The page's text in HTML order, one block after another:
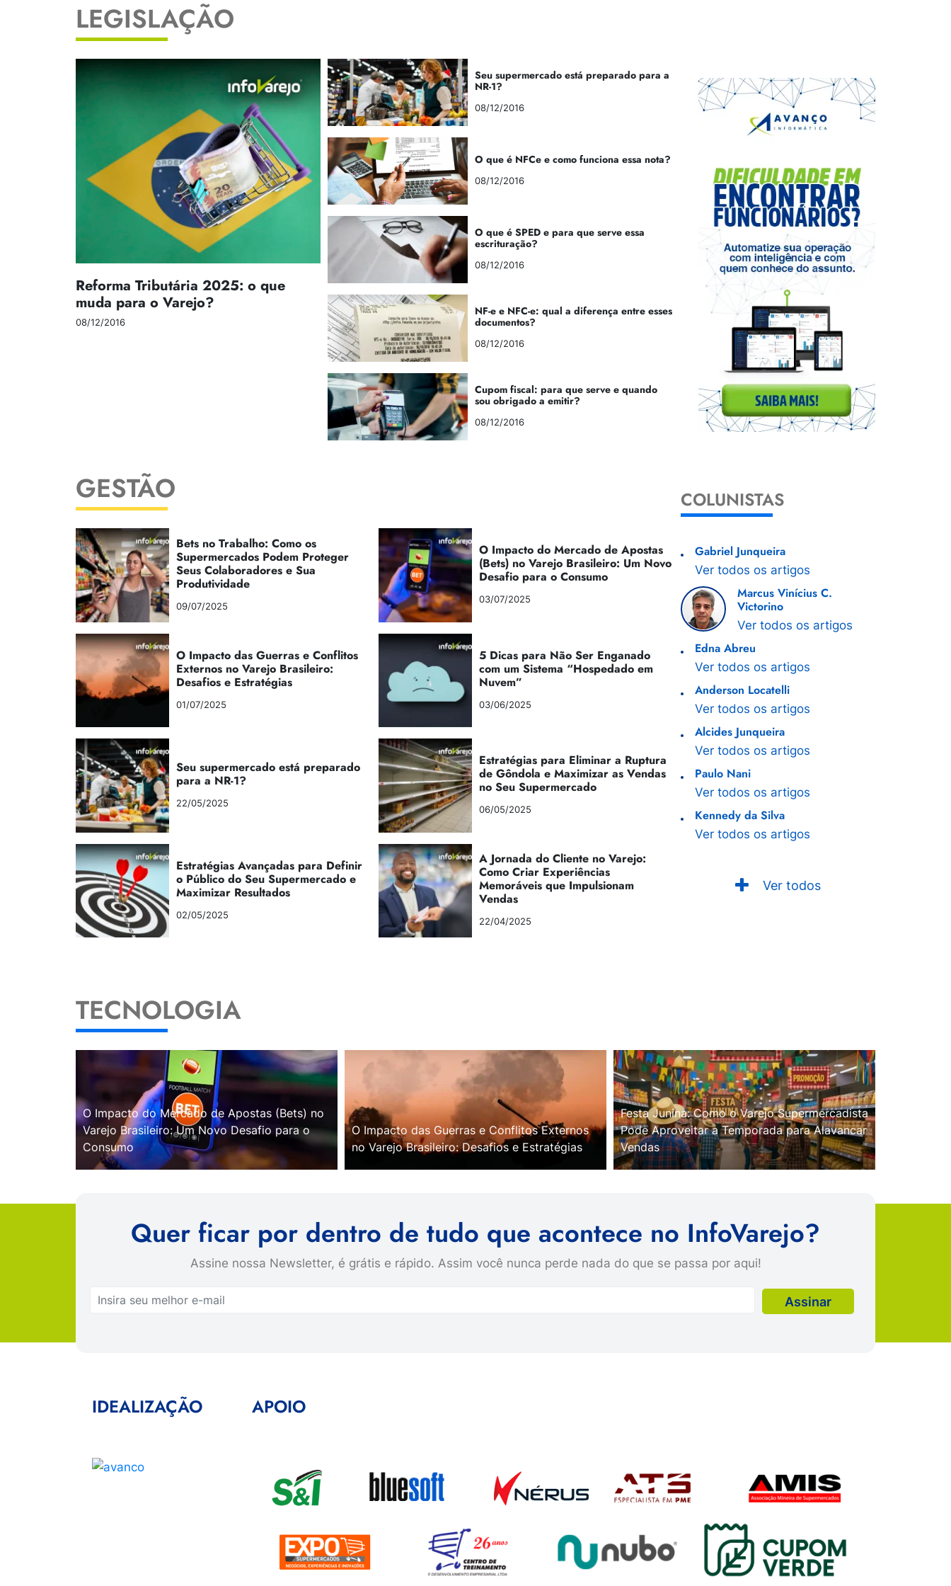
LEGISLAÇÃO
Reforma Tributária 2025: o que
muda para o Varejo?
08/12/2016
Seu supermercado está preparado para a
NR-1?
08/12/2016
O que é NFCe e como funciona essa nota?
08/12/2016
O que é SPED e para que serve essa
escrituração?
08/12/2016
NF-e e NFC-e: qual a diferença entre esses
documentos?
08/12/2016
Cupom fiscal: para que serve e quando
sou obrigado a emitir?
08/12/2016
GESTÃO
Bets no Trabalho: Como os
Supermercados Podem Proteger
Seus Colaboradores e Sua
Produtividade
09/07/2025
O Impacto do Mercado de Apostas
(Bets) no Varejo Brasileiro: Um Novo
Desafio para o Consumo
03/07/2025
O Impacto das Guerras e Conflitos
Externos no Varejo Brasileiro:
Desafios e Estratégias
01/07/2025
5 Dicas para Não Ser Enganado
com um Sistema “Hospedado em
Nuvem”
03/06/2025
Seu supermercado está preparado
para a NR-1?
22/05/2025
Estratégias para Eliminar a Ruptura
de Gôndola e Maximizar as Vendas
no Seu Supermercado
06/05/2025
Estratégias Avançadas para Definir
o Público do Seu Supermercado e
Maximizar Resultados
02/05/2025
A Jornada do Cliente no Varejo:
Como Criar Experiências
Memoráveis que Impulsionam
Vendas
22/04/2025
COLUNISTAS
Gabriel Junqueira
Ver todos os artigos
Marcus Vinícius C.
Victorino
Ver todos os artigos
Edna Abreu
Ver todos os artigos
Anderson Locatelli
Ver todos os artigos
Alcides Junqueira
Ver todos os artigos
Paulo Nani
Ver todos os artigos
Kennedy da Silva
Ver todos os artigos
Ver todos
TECNOLOGIA
O Impacto do Mercado de Apostas (Bets) no
Varejo Brasileiro: Um Novo Desafio para o
Consumo
O Impacto das Guerras e Conflitos Externos
no Varejo Brasileiro: Desafios e Estratégias
Festa Junina: Como o Varejo Supermercadista
Pode Aproveitar a Temporada para Alavancar
Vendas
Quer ficar por dentro de tudo que acontece no InfoVarejo?
Assine nossa Newsletter, é grátis e rápido. Assim você nunca perde nada do que se passa por aqui!
IDEALIZAÇÃO APOIO